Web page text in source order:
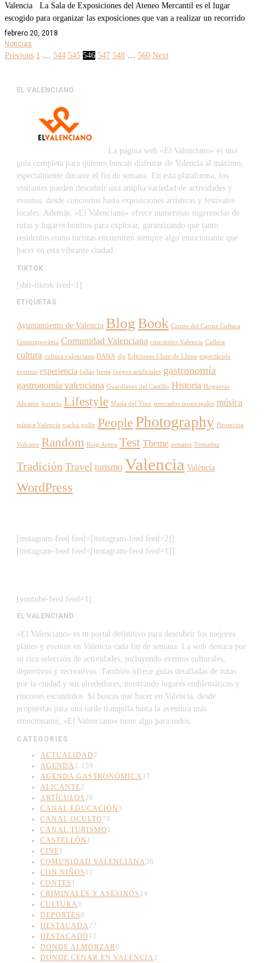
Valencia La Sala de Exposiciones del Ateneo Mercantil es el lugar
escogido para organizar las exposiciones que van a realizar un recorrido
febrero 20, 2018
Noticias
Previous 1 544 545 546 547 548 560 Next
EL VALENCIANO
La página web «El Valenciano» es una
guía completa para quienes buscan disfrutar de Valencia al máximo,
especialmente durante el fin de semana. En esta plataforma, los
visitantes pueden descubrir una amplia variedad de actividades y
eventos, desde conciertos hasta exposiciones artísticas y festivales
locales. Además, «El Valenciano» ofrece numerosas sugerencias de
rutas y lugares bonitos para explorar, garantizando que tanto
residentes como turistas encuentren siempre algo emocionante que
hacer en esta vibrante ciudad.
TIKTOK
[sbtt-tiktok feed=1]
ETIQUETAS
Ayuntamiento de Valencia BlogBook Centre del Carme Cultura
Contemporània Comunidad Valenciana conciertos Valencia Cullera
cultura cultura valenciana DANA djs Ediciones Llum de Lluna espectáculo
eventos experiencia fallas fiesta fuegos artificiales gastronomía
gastronomía valenciana Guardianes del Castillo Historia Hogueras
Alicante horario Lifestyle Masía del Vino mercados municipales música
música Valencia nacho golfe People Photography Pirotecnia
Vulcano Random Roig Arena Test Theme tomates Tomatina
Tradición Travel turismo Valencia València
WordPress
[instagram-feed feed=[instagram-feed feed=2]]
[instagram-feed feed=[instagram-feed feed=1]]
[youtube-feed feed=1]
EL VALENCIANO
«El Valenciano» es tu portal definitivo para descubrir los mejores
planes y eventos en Valencia cada fin de semana. La web destaca por
su rica selección de actividades, incluyendo eventos culturales,
deportivos y recreativos. También ofrece guías detalladas de rutas
por la ciudad y sus alrededores, mostrando lugares emblemáticos y
rincones escondidos. Si buscas qué hacer en Valencia, desde
propuestas para una tarde tranquila hasta la aventura más
emocionante, «El Valenciano» tiene algo para todos.
CATEGORIES
ACTUALIDAD 2
AGENDA 2.159
AGENDA GASTRONÓMICA 37
ALICANTE2
ARTÍCULOS 26
CANAL EDUCACIÓN 3
CANAL OCULTO 78
CANAL TURISMO 1
CASTELLÓN 1
CINE1
COMUNIDAD VALENCIANA 36
CON NIÑOS 11
CONTES 1
CRIMINALES Y ASESINOS 24
CULTURA 3
DEPORTES8
DESTACADA 27
DESTACADO 11
DONDE ALMORZAR6
DONDE CENAR EN VALENCIA 2